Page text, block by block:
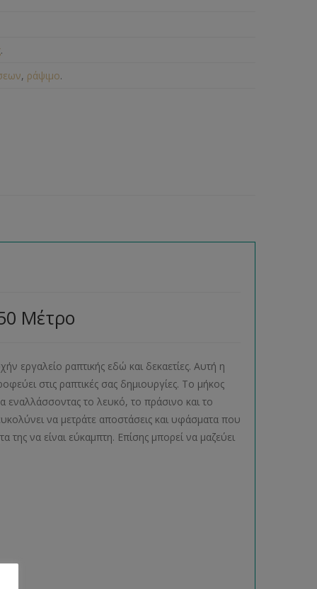
.
, ράψιμο.
Μέτρο
εργαλείο ραπτικής εδώ και δεκαετίες. Αυτή η
στις ραπτικές σας δημιουργίες. Το μήκος
εναλλάσσοντας το λευκό, το πράσινο και το
να μετράτε αποστάσεις και υφάσματα που
να είναι εύκαμπτη. Επίσης μπορεί να μαζεύει